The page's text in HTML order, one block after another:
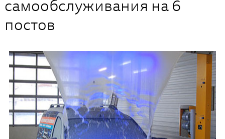
самообслуживания на 6
постов